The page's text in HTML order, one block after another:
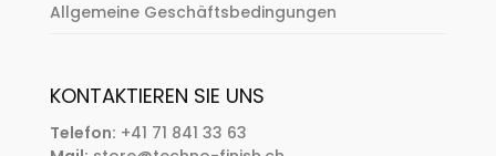
Allgemeine Geschäftsbedingungen
KONTAKTIEREN SIE UNS
Telefon: +41 71 841 33 63